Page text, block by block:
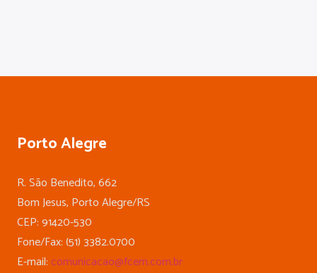
Porto Alegre
R. São Benedito, 662
Bom Jesus, Porto Alegre/RS
CEP: 91420-530
Fone/Fax: (51) 3382.0700
E-mail: comunicacao@fcem.com.br